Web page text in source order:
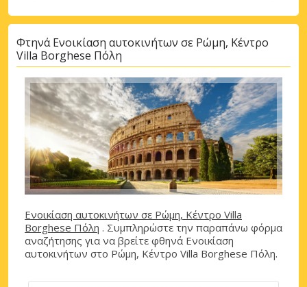
Φτηνά Ενοικίαση αυτοκινήτων σε Ρώμη, Κέντρο
Villa Borghese Πόλη
Ενοικίαση αυτοκινήτων σε Ρώμη, Κέντρο Villa
Borghese Πόλη . Συμπληρώστε την παραπάνω φόρμα
αναζήτησης για να βρείτε φθηνά Ενοικίαση
αυτοκινήτων στο Ρώμη, Κέντρο Villa Borghese Πόλη.